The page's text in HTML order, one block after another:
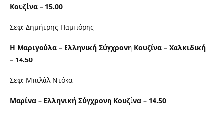
Κουζίνα – 15.00
Σεφ: Δημήτρης Παμπόρης
Η Μαριγούλα – Ελληνική Σύγχρονη Κουζίνα – Χαλκιδική
– 14.50
Σεφ: Μπιλάλ Ντόκα
Μαρίνα – Ελληνική Σύγχρονη Κουζίνα – 14.50